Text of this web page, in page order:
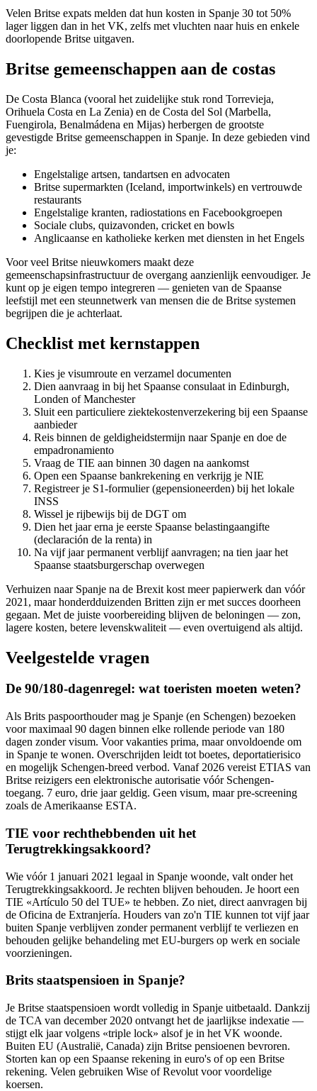
Velen Britse expats melden dat hun kosten in Spanje 30 tot 50%
lager liggen dan in het VK, zelfs met vluchten naar huis en enkele
doorlopende Britse uitgaven.
Britse gemeenschappen aan de costas
De Costa Blanca (vooral het zuidelijke stuk rond Torrevieja,
Orihuela Costa en La Zenia) en de Costa del Sol (Marbella,
Fuengirola, Benalmádena en Mijas) herbergen de grootste
gevestigde Britse gemeenschappen in Spanje. In deze gebieden vind
je:
Engelstalige artsen, tandartsen en advocaten
Britse supermarkten (Iceland, importwinkels) en vertrouwde
restaurants
Engelstalige kranten, radiostations en Facebookgroepen
Sociale clubs, quizavonden, cricket en bowls
Anglicaanse en katholieke kerken met diensten in het Engels
Voor veel Britse nieuwkomers maakt deze
gemeenschapsinfrastructuur de overgang aanzienlijk eenvoudiger. Je
kunt op je eigen tempo integreren — genieten van de Spaanse
leefstijl met een steunnetwerk van mensen die de Britse systemen
begrijpen die je achterlaat.
Checklist met kernstappen
Kies je visumroute en verzamel documenten
Dien aanvraag in bij het Spaanse consulaat in Edinburgh,
Londen of Manchester
Sluit een particuliere ziektekostenverzekering bij een Spaanse
aanbieder
Reis binnen de geldigheidstermijn naar Spanje en doe de
empadronamiento
Vraag de TIE aan binnen 30 dagen na aankomst
Open een Spaanse bankrekening en verkrijg je NIE
Registreer je S1-formulier (gepensioneerden) bij het lokale
INSS
Wissel je rijbewijs bij de DGT om
Dien het jaar erna je eerste Spaanse belastingaangifte
(declaración de la renta) in
Na vijf jaar permanent verblijf aanvragen; na tien jaar het
Spaanse staatsburgerschap overwegen
Verhuizen naar Spanje na de Brexit kost meer papierwerk dan vóór
2021, maar honderdduizenden Britten zijn er met succes doorheen
gegaan. Met de juiste voorbereiding blijven de beloningen — zon,
lagere kosten, betere levenskwaliteit — even overtuigend als altijd.
Veelgestelde vragen
De 90/180-dagenregel: wat toeristen moeten weten?
Als Brits paspoorthouder mag je Spanje (en Schengen) bezoeken
voor maximaal 90 dagen binnen elke rollende periode van 180
dagen zonder visum. Voor vakanties prima, maar onvoldoende om
in Spanje te wonen. Overschrijden leidt tot boetes, deportatierisico
en mogelijk Schengen-breed verbod. Vanaf 2026 vereist ETIAS van
Britse reizigers een elektronische autorisatie vóór Schengen-
toegang. 7 euro, drie jaar geldig. Geen visum, maar pre-screening
zoals de Amerikaanse ESTA.
TIE voor rechthebbenden uit het
Terugtrekkingsakkoord?
Wie vóór 1 januari 2021 legaal in Spanje woonde, valt onder het
Terugtrekkingsakkoord. Je rechten blijven behouden. Je hoort een
TIE «Artículo 50 del TUE» te hebben. Zo niet, direct aanvragen bij
de Oficina de Extranjería. Houders van zo'n TIE kunnen tot vijf jaar
buiten Spanje verblijven zonder permanent verblijf te verliezen en
behouden gelijke behandeling met EU-burgers op werk en sociale
voorzieningen.
Brits staatspensioen in Spanje?
Je Britse staatspensioen wordt volledig in Spanje uitbetaald. Dankzij
de TCA van december 2020 ontvangt het de jaarlijkse indexatie —
stijgt elk jaar volgens «triple lock» alsof je in het VK woonde.
Buiten EU (Australië, Canada) zijn Britse pensioenen bevroren.
Storten kan op een Spaanse rekening in euro's of op een Britse
rekening. Velen gebruiken Wise of Revolut voor voordelige
koersen.